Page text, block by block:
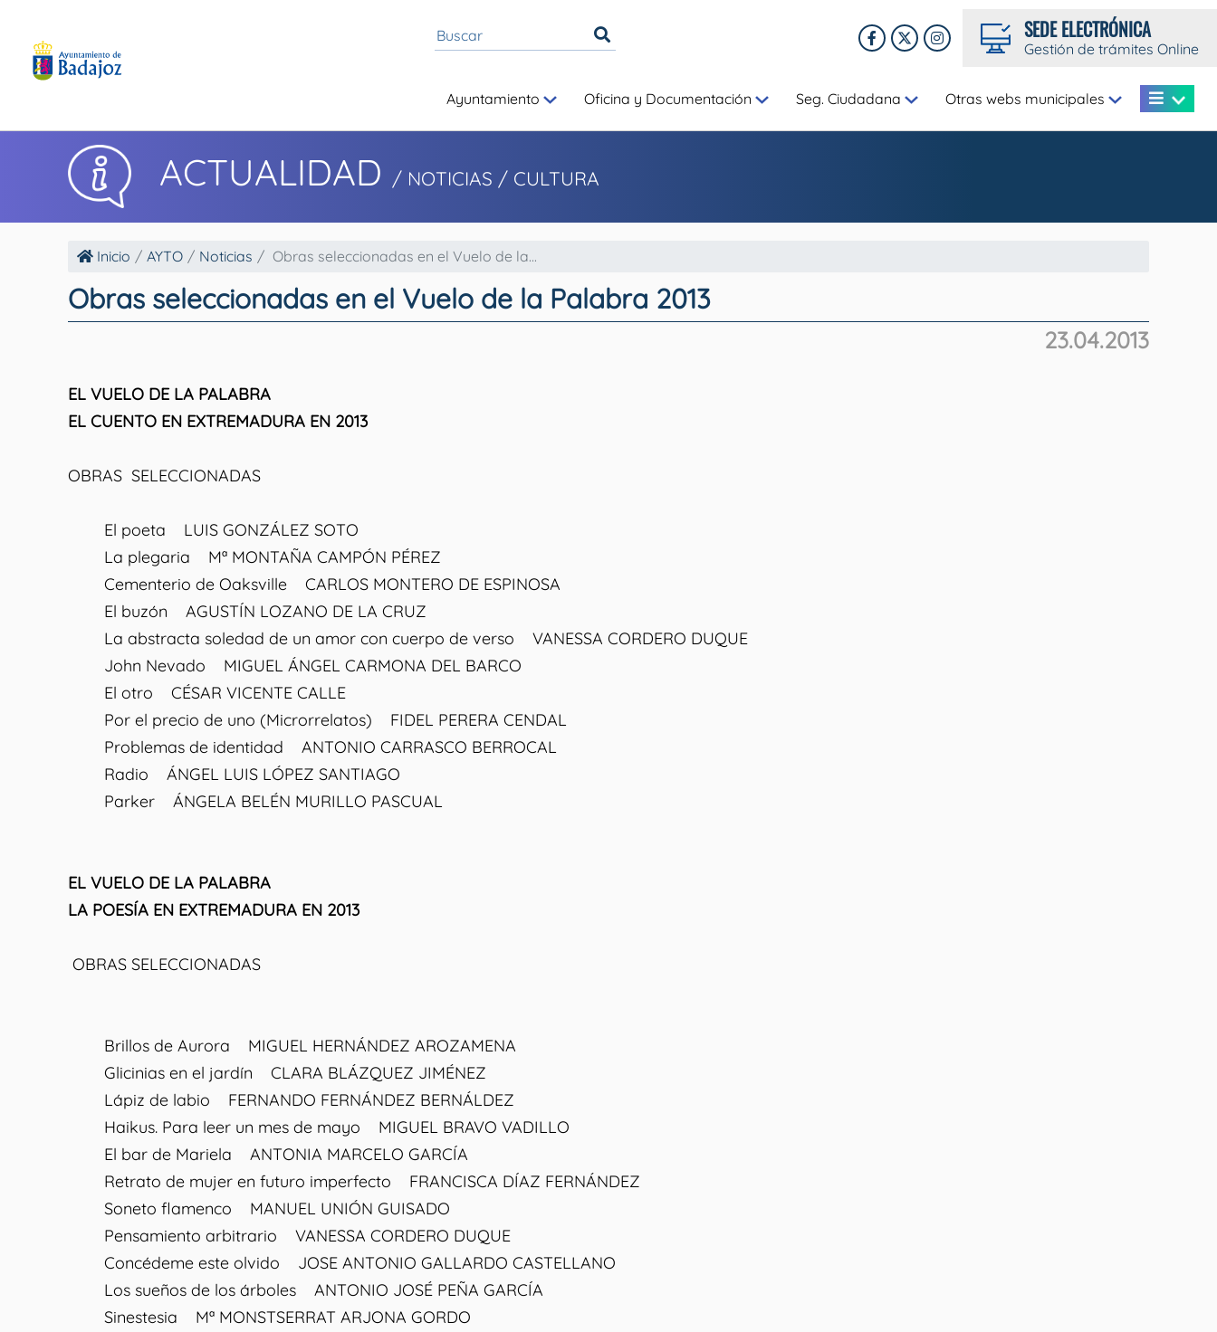
SEDE ELECTRÓNICA
Gestión de trámites Online
Ayuntamiento Oficina y Documentación Seg. Ciudadana Otras webs municipales
ACTUALIDAD / NOTICIAS / CULTURA
Inicio AYTO Noticias Obras seleccionadas en el Vuelo de la...
Obras seleccionadas en el Vuelo de la Palabra 2013
23.04.2013
EL VUELO DE LA PALABRA
EL CUENTO EN EXTREMADURA EN 2013
OBRAS SELECCIONADAS
El poeta LUIS GONZÁLEZ SOTO
La plegaria Mª MONTAÑA CAMPÓN PÉREZ
Cementerio de Oaksville CARLOS MONTERO DE ESPINOSA
El buzón AGUSTÍN LOZANO DE LA CRUZ
La abstracta soledad de un amor con cuerpo de verso VANESSA CORDERO DUQUE
John Nevado MIGUEL ÁNGEL CARMONA DEL BARCO
El otro CÉSAR VICENTE CALLE
Por el precio de uno (Microrrelatos) FIDEL PERERA CENDAL
Problemas de identidad ANTONIO CARRASCO BERROCAL
Radio ÁNGEL LUIS LÓPEZ SANTIAGO
Parker ÁNGELA BELÉN MURILLO PASCUAL
EL VUELO DE LA PALABRA
LA POESÍA EN EXTREMADURA EN 2013
OBRAS SELECCIONADAS
Brillos de Aurora MIGUEL HERNÁNDEZ AROZAMENA
Glicinias en el jardín CLARA BLÁZQUEZ JIMÉNEZ
Lápiz de labio FERNANDO FERNÁNDEZ BERNÁLDEZ
Haikus. Para leer un mes de mayo MIGUEL BRAVO VADILLO
El bar de Mariela ANTONIA MARCELO GARCÍA
Retrato de mujer en futuro imperfecto FRANCISCA DÍAZ FERNÁNDEZ
Soneto flamenco MANUEL UNIÓN GUISADO
Pensamiento arbitrario VANESSA CORDERO DUQUE
Concédeme este olvido JOSE ANTONIO GALLARDO CASTELLANO
Los sueños de los árboles ANTONIO JOSÉ PEÑA GARCÍA
Sinestesia Mª MONSTSERRAT ARJONA GORDO